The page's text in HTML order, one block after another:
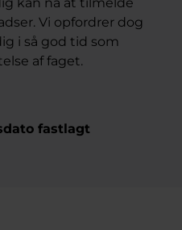
Vi opfordrer dog
i så god tid som
af faget.
fastlagt